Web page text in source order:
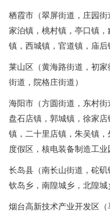
栖霞市（翠屏街道，庄园
家泊镇，桃村镇，亭口镇
镇，西城镇，官道镇，庙后
莱山区（黄海路街道，初
街道，院格庄街道）
海阳市（方圆街道，东村街
盘石店镇，郭城镇，徐家
镇，二十里店镇，朱吴镇
度假区，核电装备制造工业
长岛县（南长山街道，砣
钦岛乡，南隍城乡，北隍城
烟台高新技术产业开发区（